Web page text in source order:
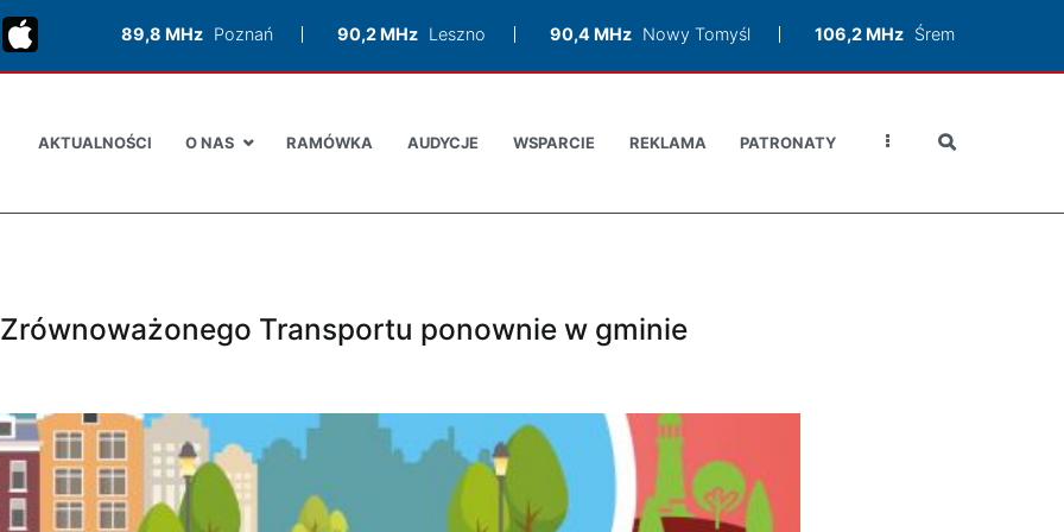
89,8 MHz Poznań 90,2 MHz Leszno 90,4 MHz Nowy Tomyśl 106,2 MHz Śrem
AKTUALNOŚCI O NAS RAMÓWKA AUDYCJE WSPARCIE REKLAMA PATRONATY
Transportu ponownie w gminie